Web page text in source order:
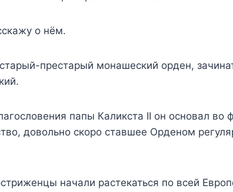
о нём.
престарый монашеский орден,
папы Каликста II он основал во
довольно скоро ставшее Орденом
начали растекаться по всей